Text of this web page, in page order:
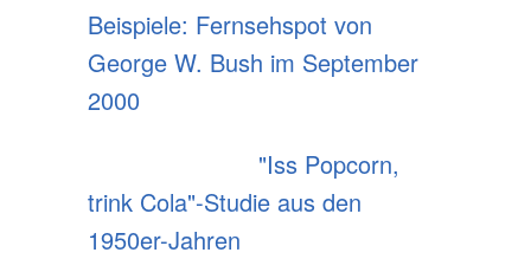
Beispiele: Fernsehspot von
George W. Bush im September
2000
"Iss Popcorn,
trink Cola"-Studie aus den
1950er-Jahren